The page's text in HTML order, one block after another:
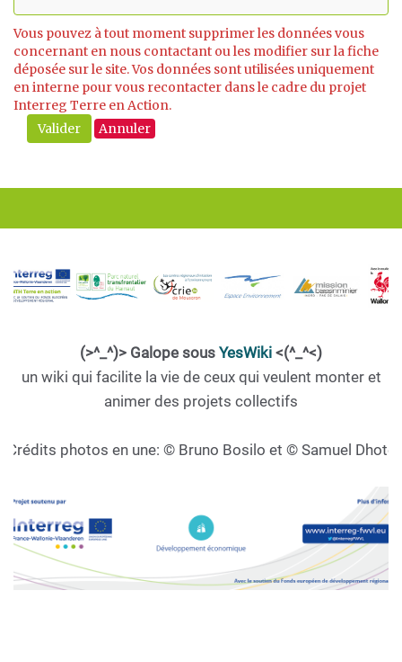
Vous pouvez à tout moment supprimer les données vous
concernant en nous contactant ou les modifier sur la fiche
déposée sur le site. Vos données sont utilisées uniquement
en interne pour vous recontacter dans le cadre du projet
Interreg Terre en Action.
Valider
Annuler